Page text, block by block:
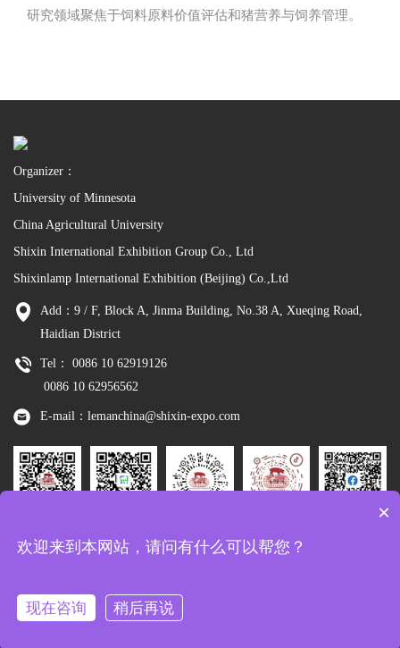
研究领域聚焦于饲料原料价值评估和猪营养与饲养管理。
Organizer：
University of Minnesota
China Agricultural University
Shixin International Exhibition Group Co., Ltd
Shixinlamp International Exhibition (Beijing) Co.,Ltd
Add：9 / F, Block A, Jinma Building, No.38 A, Xueqing Road,
Haidian District
Tel： 0086 10 62919126
0086 10 62956562
E-mail：lemanchina@shixin-expo.com
Wechat
Tiktok
Copyright：Shixinlamp International Exhibition (Beijing) Co.,Ltd
×
欢迎来到本网站，请问有什么可以帮您？
现在咨询 稍后再说